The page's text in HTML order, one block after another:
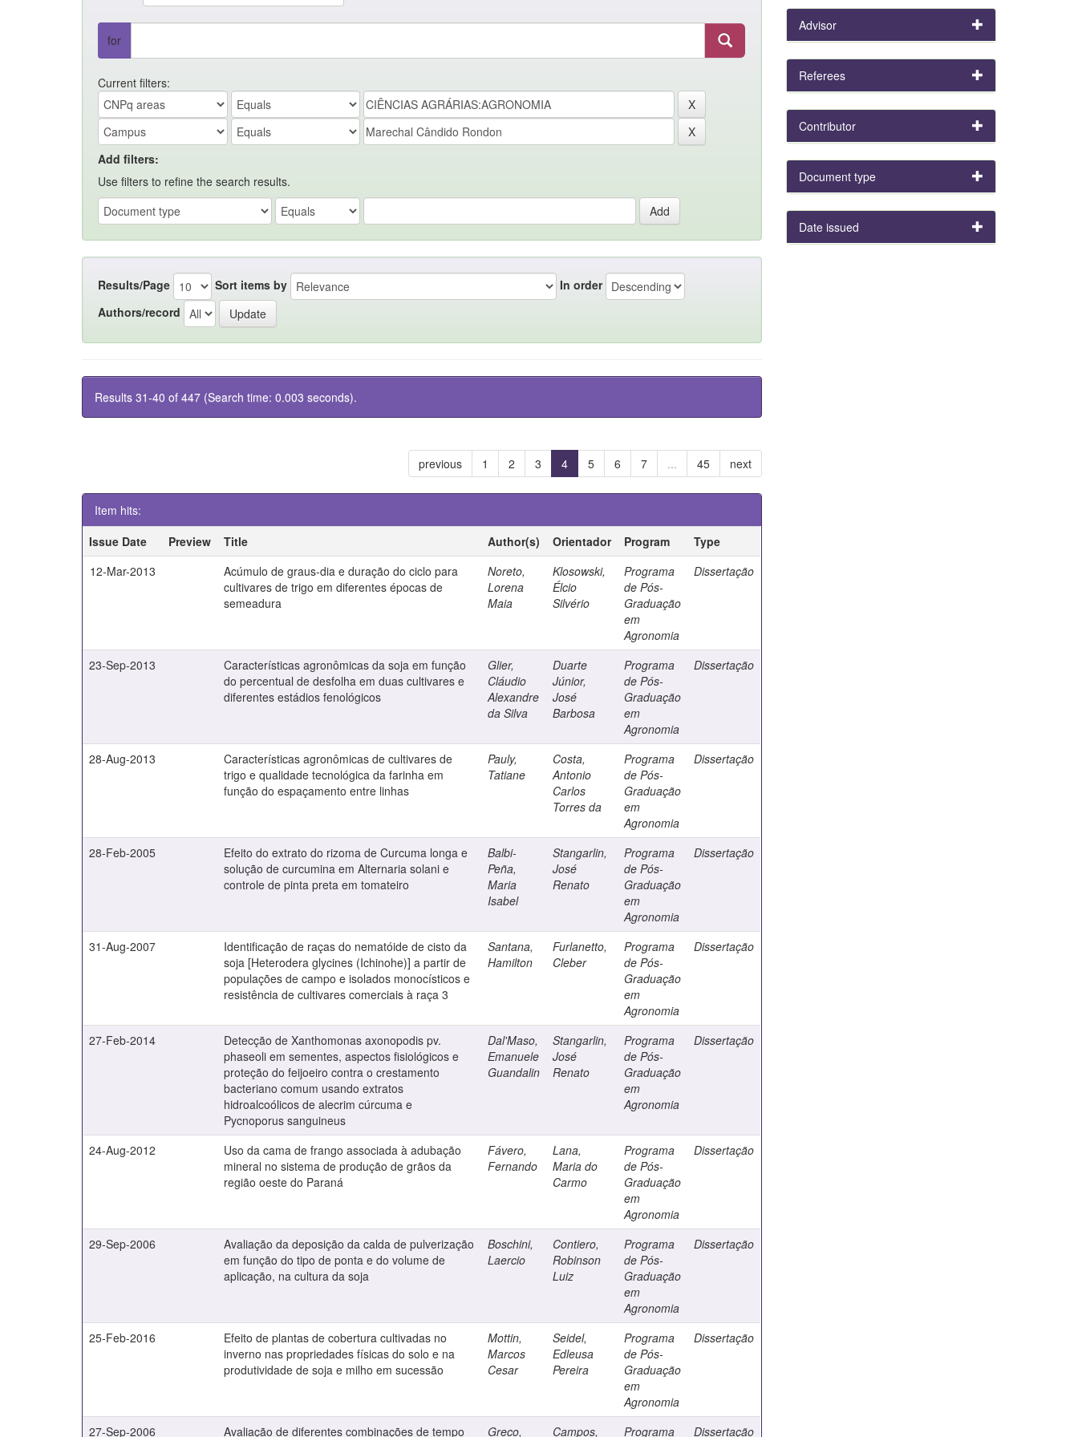
for
Current filters:
Add filters:
Use filters to refine the search results.
Results/Page Sort items by
In order
Authors/record
Results 31-40 of 447 (Search time: 0.003 seconds).
previous 1 2 3 4 5 6 7 ... 45 next
Item hits:
Issue Date
Preview Title Author(s) Orientador Program
Type
12-Mar-2013
Acúmulo de graus-dia e duração do ciclo para
cultivares de trigo em diferentes épocas de
semeadura
Noreto,
Lorena
Maia
Klosowski,
Élcio
Silvério
Programa
de Pós-
Graduação
em
Agronomia
Dissertação
23-Sep-2013
Características agronômicas da soja em função
do percentual de desfolha em duas cultivares e
diferentes estádios fenológicos
Glier,
Cláudio
Alexandre
da Silva
Duarte
Júnior,
José
Barbosa
Programa
de Pós-
Graduação
em
Agronomia
Dissertação
28-Aug-2013
Características agronômicas de cultivares de
trigo e qualidade tecnológica da farinha em
função do espaçamento entre linhas
Pauly,
Tatiane
Costa,
Antonio
Carlos
Torres da
Programa
de Pós-
Graduação
em
Agronomia
Dissertação
28-Feb-2005
Efeito do extrato do rizoma de Curcuma longa e
solução de curcumina em Alternaria solani e
controle de pinta preta em tomateiro
Balbi-
Peña,
Maria
Isabel
Stangarlin,
José
Renato
Programa
de Pós-
Graduação
em
Agronomia
Dissertação
31-Aug-2007
Identificação de raças do nematóide de cisto da
soja [Heterodera glycines (Ichinohe)] a partir de
populações de campo e isolados monocísticos e
resistência de cultivares comerciais à raça 3
Santana,
Hamilton
Furlanetto,
Cleber
Programa
de Pós-
Graduação
em
Agronomia
Dissertação
27-Feb-2014
Detecção de Xanthomonas axonopodis pv.
phaseoli em sementes, aspectos fisiológicos e
proteção do feijoeiro contra o crestamento
bacteriano comum usando extratos
hidroalcoólicos de alecrim cúrcuma e
Pycnoporus sanguineus
Dal'Maso,
Emanuele
Guandalin
Stangarlin,
José
Renato
Programa
de Pós-
Graduação
em
Agronomia
Dissertação
24-Aug-2012
Uso da cama de frango associada à adubação
mineral no sistema de produção de grãos da
região oeste do Paraná
Fávero,
Fernando
Lana,
Maria do
Carmo
Programa
de Pós-
Graduação
em
Agronomia
Dissertação
29-Sep-2006
Avaliação da deposição da calda de pulverização
em função do tipo de ponta e do volume de
aplicação, na cultura da soja
Boschini,
Laercio
Contiero,
Robinson
Luiz
Programa
de Pós-
Graduação
em
Agronomia
Dissertação
25-Feb-2016
Efeito de plantas de cobertura cultivadas no
inverno nas propriedades físicas do solo e na
produtividade de soja e milho em sucessão
Mottin,
Marcos
Cesar
Seidel,
Edleusa
Pereira
Programa
de Pós-
Graduação
em
Agronomia
Dissertação
27-Sep-2006 Avaliação de diferentes combinações de tempo Greco, Campos, Programa Dissertação
Advisor
Referees
Contributor
Document type
Date issued